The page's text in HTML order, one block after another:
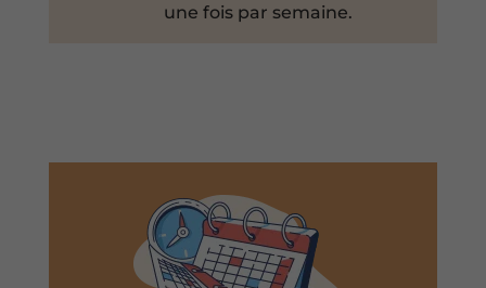
une fois par semaine.